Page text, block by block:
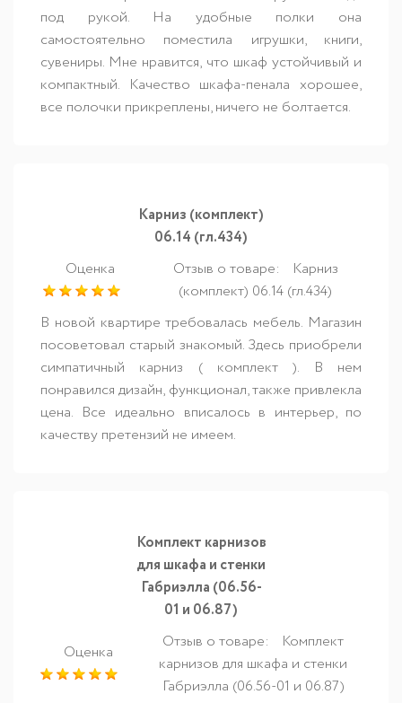
под рукой. На удобные полки она
самостоятельно поместила игрушки, книги,
сувениры. Мне нравится, что шкаф устойчивый и
компактный. Качество шкафа-пенала хорошее,
все полочки прикреплены, ничего не болтается.
Карниз (комплект)
06.14 (гл.434)
Оценка
Отзыв о товаре:
Карниз
(комплект) 06.14 (гл.434)
В новой квартире требовалась мебель. Магазин
посоветовал старый знакомый. Здесь приобрели
симпатичный карниз ( комплект ). В нем
понравился дизайн, функционал, также привлекла
цена. Все идеально вписалось в интерьер, по
качеству претензий не имеем.
Комплект карнизов
для шкафа и стенки
Габриэлла (06.56-
01 и 06.87)
Оценка
Отзыв о товаре:
Комплект
карнизов для шкафа и стенки
Габриэлла (06.56-01 и 06.87)